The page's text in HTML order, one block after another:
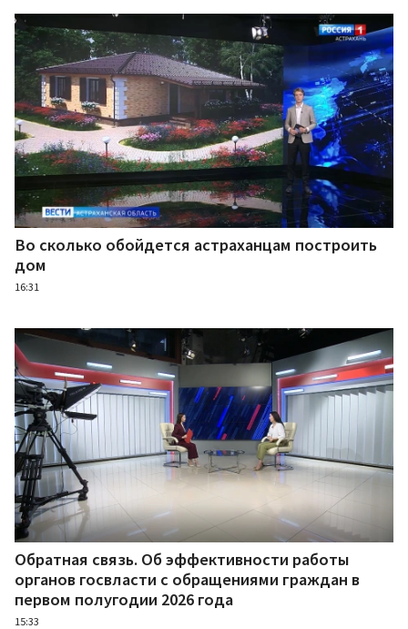
Во сколько обойдется астраханцам построить
дом
16:31
Обратная связь. Об эффективности работы
органов госвласти с обращениями граждан в
первом полугодии 2026 года
15:33